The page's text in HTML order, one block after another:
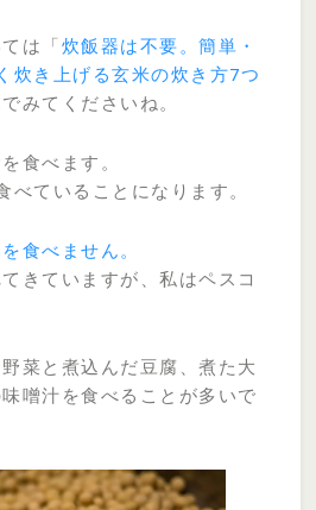
は「炊飯器は不要。簡単・
炊き上げる玄米の炊き方7つ
みてくださいね。
食べます。
べていることになります。
食べません。
きていますが、私はペスコ
菜と煮込んだ豆腐、煮た大
噌汁を食べることが多いで